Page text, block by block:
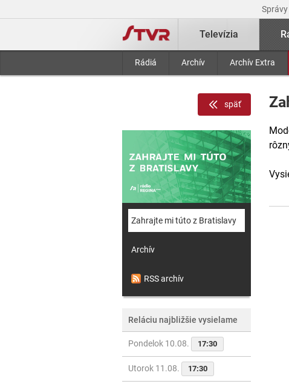
Správy
Televízia
Rádiá Archív Archív Extra
späť
Zahrajte mi túto z Bratislavy
Archív
RSS archív
Reláciu najbližšie vysielame
Pondelok 10.08. 17:30
Utorok 11.08. 17:30